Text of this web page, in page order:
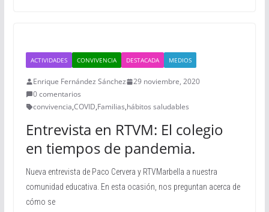
ACTIVIDADES CONVIVENCIA DESTACADA MEDIOS
Enrique Fernández Sánchez
29 noviembre, 2020
0 comentarios
convivencia,COVID,Familias,hábitos saludables
Entrevista en RTVM: El colegio
en tiempos de pandemia.
Nueva entrevista de Paco Cervera y RTVMarbella a nuestra
comunidad educativa. En esta ocasión, nos preguntan acerca de
cómo se